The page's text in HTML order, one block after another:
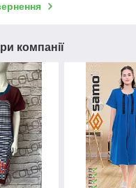
компанії